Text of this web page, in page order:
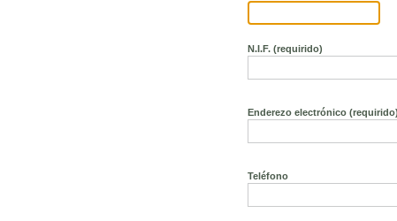
N.I.F. (requirido)
Enderezo electrónico (requirido)
Teléfono